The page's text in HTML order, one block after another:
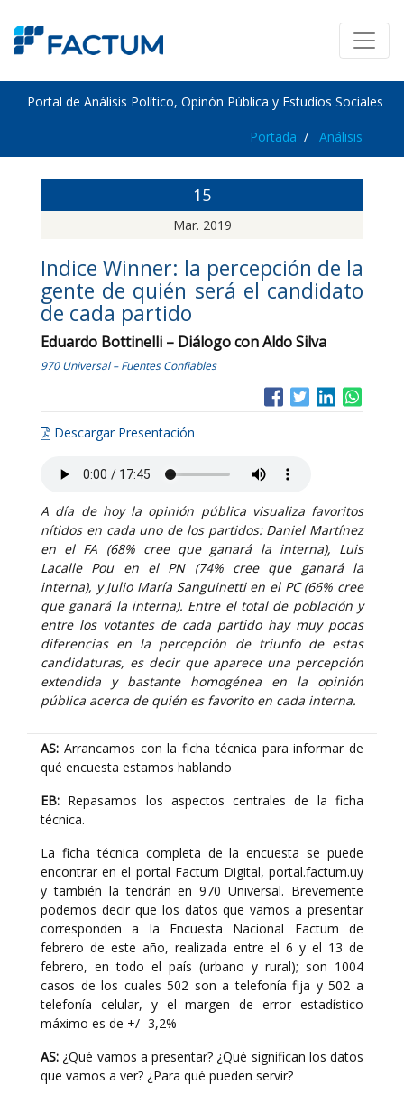
Portal de Análisis Político, Opinón Pública y Estudios Sociales
Portada Análisis
15
Mar. 2019
Indice Winner: la percepción de la
gente de quién será el candidato
de cada partido
Eduardo Bottinelli – Diálogo con Aldo Silva
970 Universal – Fuentes Confiables
Descargar Presentación
A día de hoy la opinión pública visualiza favoritos
nítidos en cada uno de los partidos: Daniel Martínez
en el FA (68% cree que ganará la interna), Luis
Lacalle Pou en el PN (74% cree que ganará la
interna), y Julio María Sanguinetti en el PC (66% cree
que ganará la interna). Entre el total de población y
entre los votantes de cada partido hay muy pocas
diferencias en la percepción de triunfo de estas
candidaturas, es decir que aparece una percepción
extendida y bastante homogénea en la opinión
pública acerca de quién es favorito en cada interna.
AS: Arrancamos con la ficha técnica para informar de
qué encuesta estamos hablando
EB: Repasamos los aspectos centrales de la ficha
técnica.
La ficha técnica completa de la encuesta se puede
encontrar en el portal Factum Digital, portal.factum.uy
y también la tendrán en 970 Universal. Brevemente
podemos decir que los datos que vamos a presentar
corresponden a la Encuesta Nacional Factum de
febrero de este año, realizada entre el 6 y el 13 de
febrero, en todo el país (urbano y rural); son 1004
casos de los cuales 502 son a telefonía fija y 502 a
telefonía celular, y el margen de error estadístico
máximo es de +/- 3,2%
AS: ¿Qué vamos a presentar? ¿Qué significan los datos
que vamos a ver? ¿Para qué pueden servir?